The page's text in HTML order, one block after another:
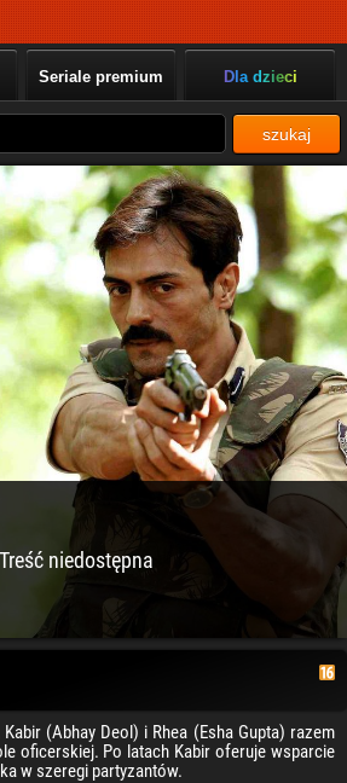
Seriale premium Dla dzieci
szukaj
Treść niedostępna
(Abhay Deol) i Rhea (Esha Gupta) razem
oficerskiej. Po latach Kabir oferuje wsparcie
w szeregi partyzantów.